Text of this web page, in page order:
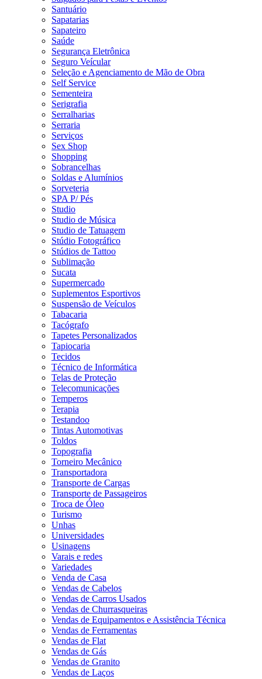
Santuário
Sapatarias
Sapateiro
Saúde
Segurança Eletrônica
Seguro Veícular
Seleção e Agenciamento de Mão de Obra
Self Service
Sementeira
Serigrafia
Serralharias
Serraria
Serviços
Sex Shop
Shopping
Sobrancelhas
Soldas e Alumínios
Sorveteria
SPA P/ Pés
Studio
Studio de Música
Studio de Tatuagem
Stúdio Fotográfico
Stúdios de Tattoo
Sublimação
Sucata
Supermercado
Suplementos Esportivos
Suspensão de Veículos
Tabacaria
Tacógrafo
Tapetes Personalizados
Tapiocaria
Tecidos
Técnico de Informática
Telas de Proteção
Telecomunicações
Temperos
Terapia
Testandoo
Tintas Automotivas
Toldos
Topografia
Torneiro Mecânico
Transportadora
Transporte de Cargas
Transporte de Passageiros
Troca de Óleo
Turismo
Unhas
Universidades
Usinagens
Varais e redes
Variedades
Venda de Casa
Vendas de Cabelos
Vendas de Carros Usados
Vendas de Churrasqueiras
Vendas de Equipamentos e Assistência Técnica
Vendas de Ferramentas
Vendas de Flat
Vendas de Gás
Vendas de Granito
Vendas de Laços